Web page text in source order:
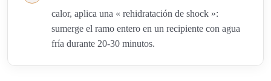
calor, aplica una « rehidratación de shock »:
sumerge el ramo entero en un recipiente con agua
fría durante 20-30 minutos.